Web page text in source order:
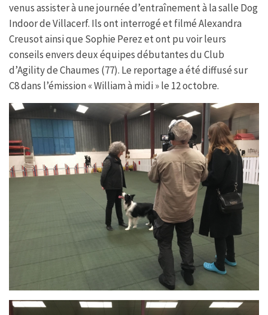
venus assister à une journée d’entraînement à la salle Dog
Indoor de Villacerf. Ils ont interrogé et filmé Alexandra
Creusot ainsi que Sophie Perez et ont pu voir leurs
conseils envers deux équipes débutantes du Club
d’Agility de Chaumes (77). Le reportage a été diffusé sur
C8 dans l’émission « William à midi » le 12 octobre.